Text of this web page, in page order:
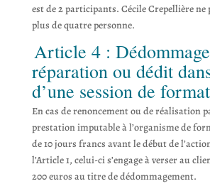
est de 2 participants. Cécile Crepellière
plus de quatre personne.
Article 4 :
réparation ou dédit
d’une session de
En cas de renoncement ou de réalisation
prestation imputable à l’organisme de
de 10 jours francs avant le début de
l’Article 1, celui-ci s’engage à verser au
200 euros au titre de dédommagement.